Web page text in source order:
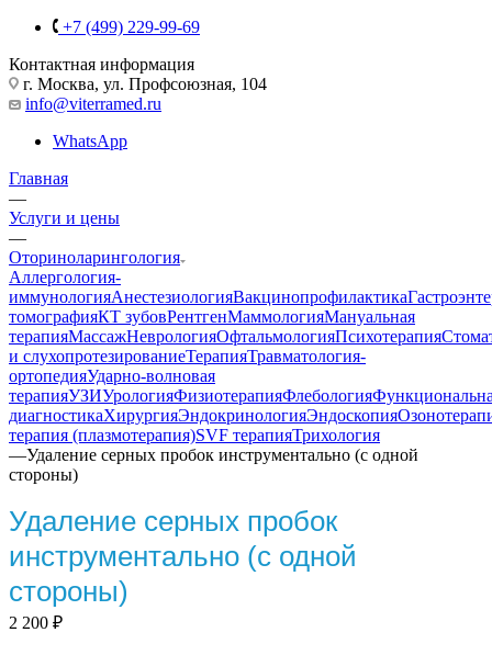
+7 (499) 229-99-69
Контактная информация
г. Москва, ул. Профсоюзная, 104
info@viterramed.ru
WhatsApp
Главная
—
Услуги и цены
—
Оториноларингология
Аллергология-
иммунологияАнестезиологияВакцинопрофилактика
томографияКТ зубовРентгенМаммологияМануальная
терапияМассажНеврологияОфтальмологияПсихотерапия
и слухопротезированиеТерапияТравматология-
ортопедияУдарно-волновая
терапияУЗИУрологияФизиотерапияФлебология
диагностикаХирургияЭндокринологияЭндоскопия
терапия (плазмотерапия)SVF терапияТрихология
—Удаление серных пробок инструментально (с одной
стороны)
Удаление серных пробок
инструментально (с одной
стороны)
2 200 ₽